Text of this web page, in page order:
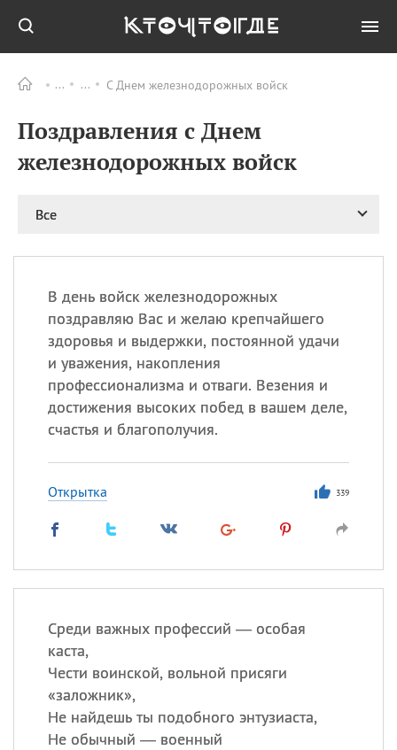
С Днем железнодорожных войск
Поздравления с Днем
железнодорожных войск
Все
В день войск железнодорожных
поздравляю Вас и желаю крепчайшего
здоровья и выдержки, постоянной удачи
и уважения, накопления
профессионализма и отваги. Везения и
достижения высоких побед в вашем деле,
счастья и благополучия.
Открытка 339
Среди важных профессий — особая
каста,
Чести воинской, вольной присяги
«заложник»,
Не найдешь ты подобного энтузиаста,
Не обычный — военный
ПРАЗДНИКИ
09.08 День памяти жертв
бомбардировки
день
рисового пудинга
09.08
День Дымняшки
(Smokey Bear Day)
ИМЕНА
Сегодня празднуют именины
Федор
Посмотреть значение
происхождение